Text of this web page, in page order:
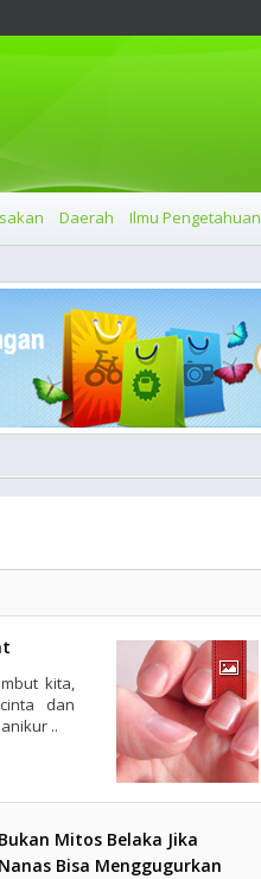
Daerah Ilmu Pengetahuan
kita,
dan
..
Bukan Mitos Belaka Jika
Nanas Bisa Menggugurkan